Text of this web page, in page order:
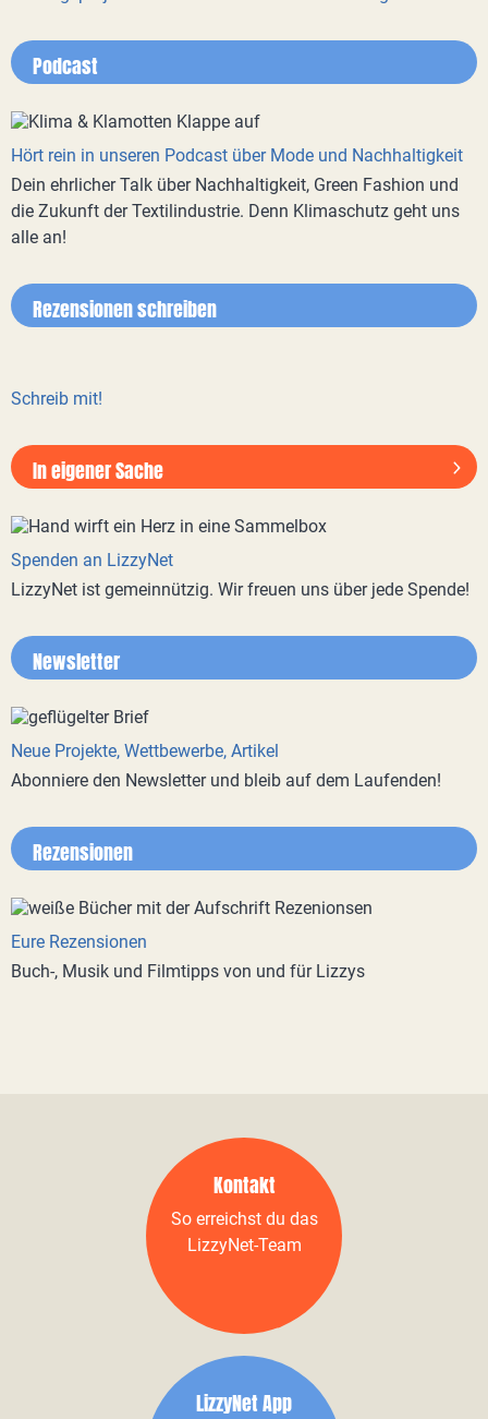
Podcast
Hört rein in unseren Podcast über Mode und Nachhaltigkeit
Dein ehrlicher Talk über Nachhaltigkeit, Green Fashion und
die Zukunft der Textilindustrie. Denn Klimaschutz geht uns
alle an!
Rezensionen schreiben
Schreib mit!
In eigener Sache
Spenden an LizzyNet
LizzyNet ist gemeinnützig. Wir freuen uns über jede Spende!
Newsletter
Neue Projekte, Wettbewerbe, Artikel
Abonniere den Newsletter und bleib auf dem Laufenden!
Rezensionen
Eure Rezensionen
Buch-, Musik und Filmtipps von und für Lizzys
Kontakt
So erreichst du das
LizzyNet-Team
LizzyNet App